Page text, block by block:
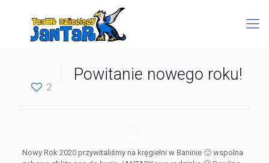
2
Powitanie nowego roku!
Nowy Rok 2020 przywitaliśmy na kręgielni w Baninie 🙂wspolna